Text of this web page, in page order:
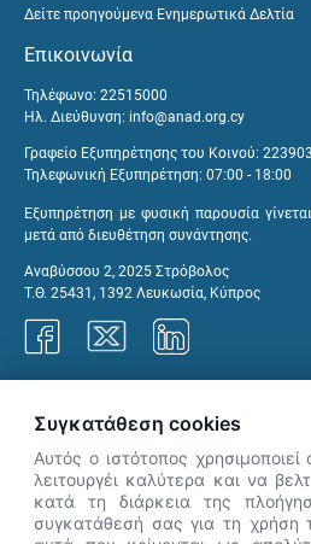
Δείτε προηγούμενα Ενημερωτικά Δελτία
Επικοινωνία
Τηλέφωνο: 22515000
Ηλ. Διεύθυνση: info@anad.org.cy
Γραφείο Εξυπηρέτησης του Κοινού:
Τηλεφωνική Εξυπηρέτηση: 07:00 - 18:00
Εξυπηρέτηση με φυσική παρουσία
μετά από διευθέτηση συνάντησης.
Αναβύσσου 2, 2025 Στρόβολος
Τ.Θ. 25431, 1392 Λευκωσία, Κύπρος
👋 Καλώς
Συγκατάθεση cookies
Αυτός ο ιστότοπος
λειτουργέι καλύτερα και να
κατά τη διάρκεια της
συγκατάθεσή σας για τη